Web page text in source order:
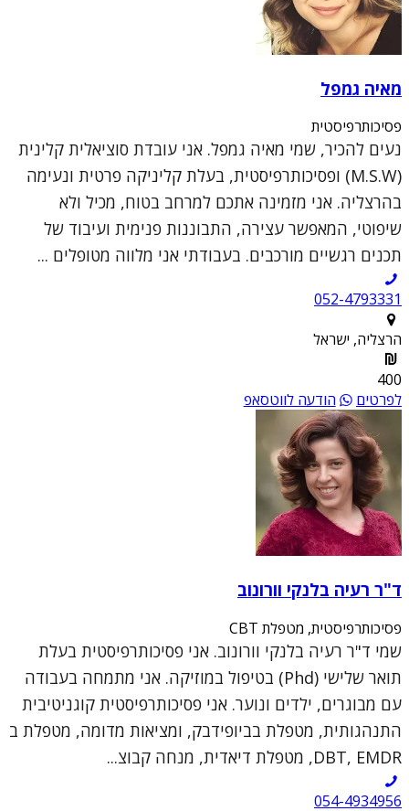
מאיה גמפל
פסיכותרפיסטית
נעים להכיר, שמי מאיה גמפל. אני עובדת סוציאלית קלינית
(M.S.W) ופסיכותרפיסטית, בעלת קליניקה פרטית ונעימה
בהרצליה. אני מזמינה אתכם למרחב בטוח, מכיל ולא
שיפוטי, המאפשר עצירה, התבוננות פנימית ועיבוד של
תכנים רגשיים מורכבים. בעבודתי אני מלווה מטופלים ...
052-4793331
הרצליה, ישראל
400
לפרטים
הודעה לווטסאפ
ד"ר רעיה בלנקי וורונוב
פסיכותרפיסטית, מטפלת CBT
שמי ד"ר רעיה בלנקי וורונוב. אני פסיכותרפיסטית בעלת
תואר שלישי (Phd) בטיפול במוזיקה. אני מתמחה בעבודה
עם מבוגרים, ילדים ונוער. אני פסיכותרפיסטית קוגניטיבית
התנהגותית, מטפלת בביופידבק, ומציאות מדומה, מטפלת ב
DBT, EMDR, מטפלת דיאדית, מנחה קבוצ...
054-4934956